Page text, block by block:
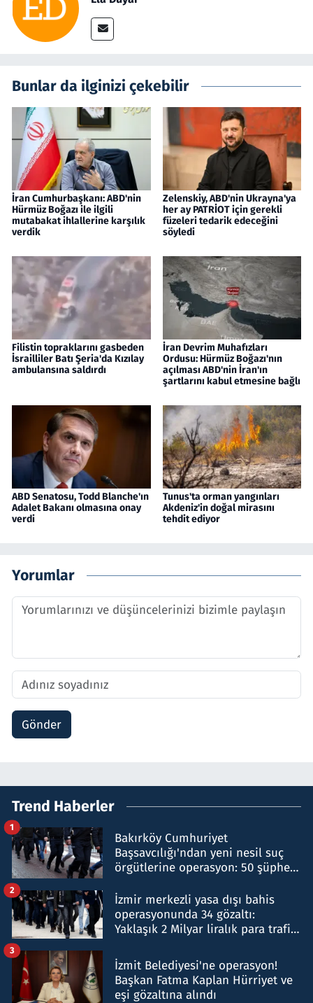
Bunlar da ilginizi çekebilir
İran Cumhurbaşkanı: ABD'nin
Hürmüz Boğazı ile ilgili
mutabakat ihlallerine karşılık
verdik
Zelenskiy, ABD'nin Ukrayna'ya
her ay PATRİOT için gerekli
füzeleri tedarik edeceğini
söyledi
Filistin topraklarını gasbeden
İsrailliler Batı Şeria'da Kızılay
ambulansına saldırdı
İran Devrim Muhafızları
Ordusu: Hürmüz Boğazı'nın
açılması ABD'nin İran'ın
şartlarını kabul etmesine bağlı
ABD Senatosu, Todd Blanche'ın
Adalet Bakanı olmasına onay
verdi
Tunus'ta orman yangınları
Akdeniz'in doğal mirasını
tehdit ediyor
Yorumlar
Gönder
Trend Haberler
Bakırköy Cumhuriyet
Başsavcılığı'ndan yeni nesil suç
örgütlerine operasyon: 50 şüpheli
1
İzmir merkezli yasa dışı bahis
operasyonunda 34 gözaltı:
Yaklaşık 2 Milyar liralık para trafiği
2
İzmit Belediyesi'ne operasyon!
Başkan Fatma Kaplan Hürriyet ve
eşi gözaltına alındı
3